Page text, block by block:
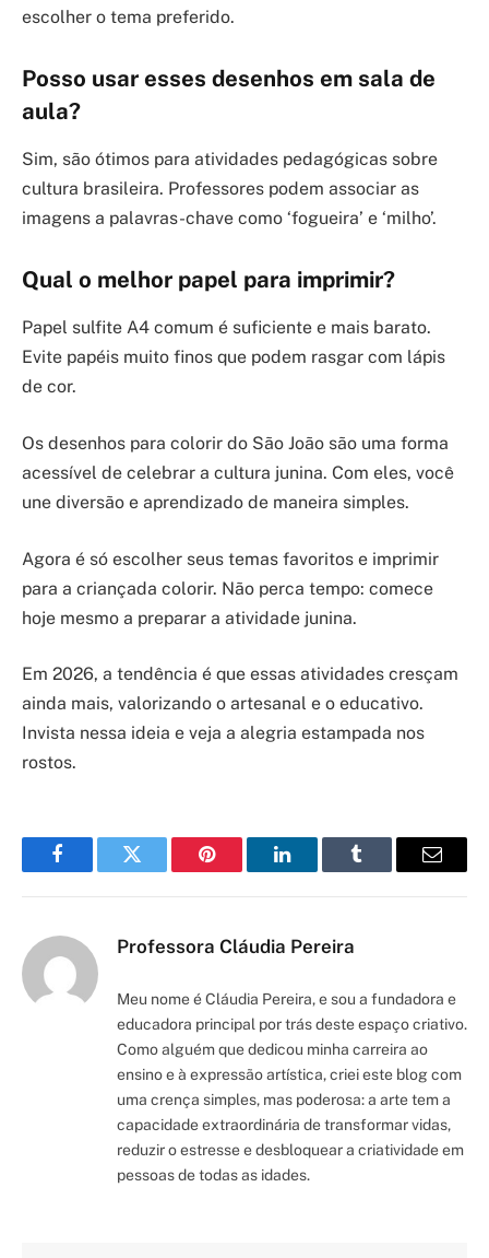
escolher o tema preferido.
Posso usar esses desenhos em sala de
aula?
Sim, são ótimos para atividades pedagógicas sobre
cultura brasileira. Professores podem associar as
imagens a palavras-chave como ‘fogueira’ e ‘milho’.
Qual o melhor papel para imprimir?
Papel sulfite A4 comum é suficiente e mais barato.
Evite papéis muito finos que podem rasgar com lápis
de cor.
Os desenhos para colorir do São João são uma forma
acessível de celebrar a cultura junina. Com eles, você
une diversão e aprendizado de maneira simples.
Agora é só escolher seus temas favoritos e imprimir
para a criançada colorir. Não perca tempo: comece
hoje mesmo a preparar a atividade junina.
Em 2026, a tendência é que essas atividades cresçam
ainda mais, valorizando o artesanal e o educativo.
Invista nessa ideia e veja a alegria estampada nos
rostos.
FacebookTwitter Pinterest LinkedInTumblr Email
Professora Cláudia Pereira
Meu nome é Cláudia Pereira, e sou a fundadora e
educadora principal por trás deste espaço criativo.
Como alguém que dedicou minha carreira ao
ensino e à expressão artística, criei este blog com
uma crença simples, mas poderosa: a arte tem a
capacidade extraordinária de transformar vidas,
reduzir o estresse e desbloquear a criatividade em
pessoas de todas as idades.